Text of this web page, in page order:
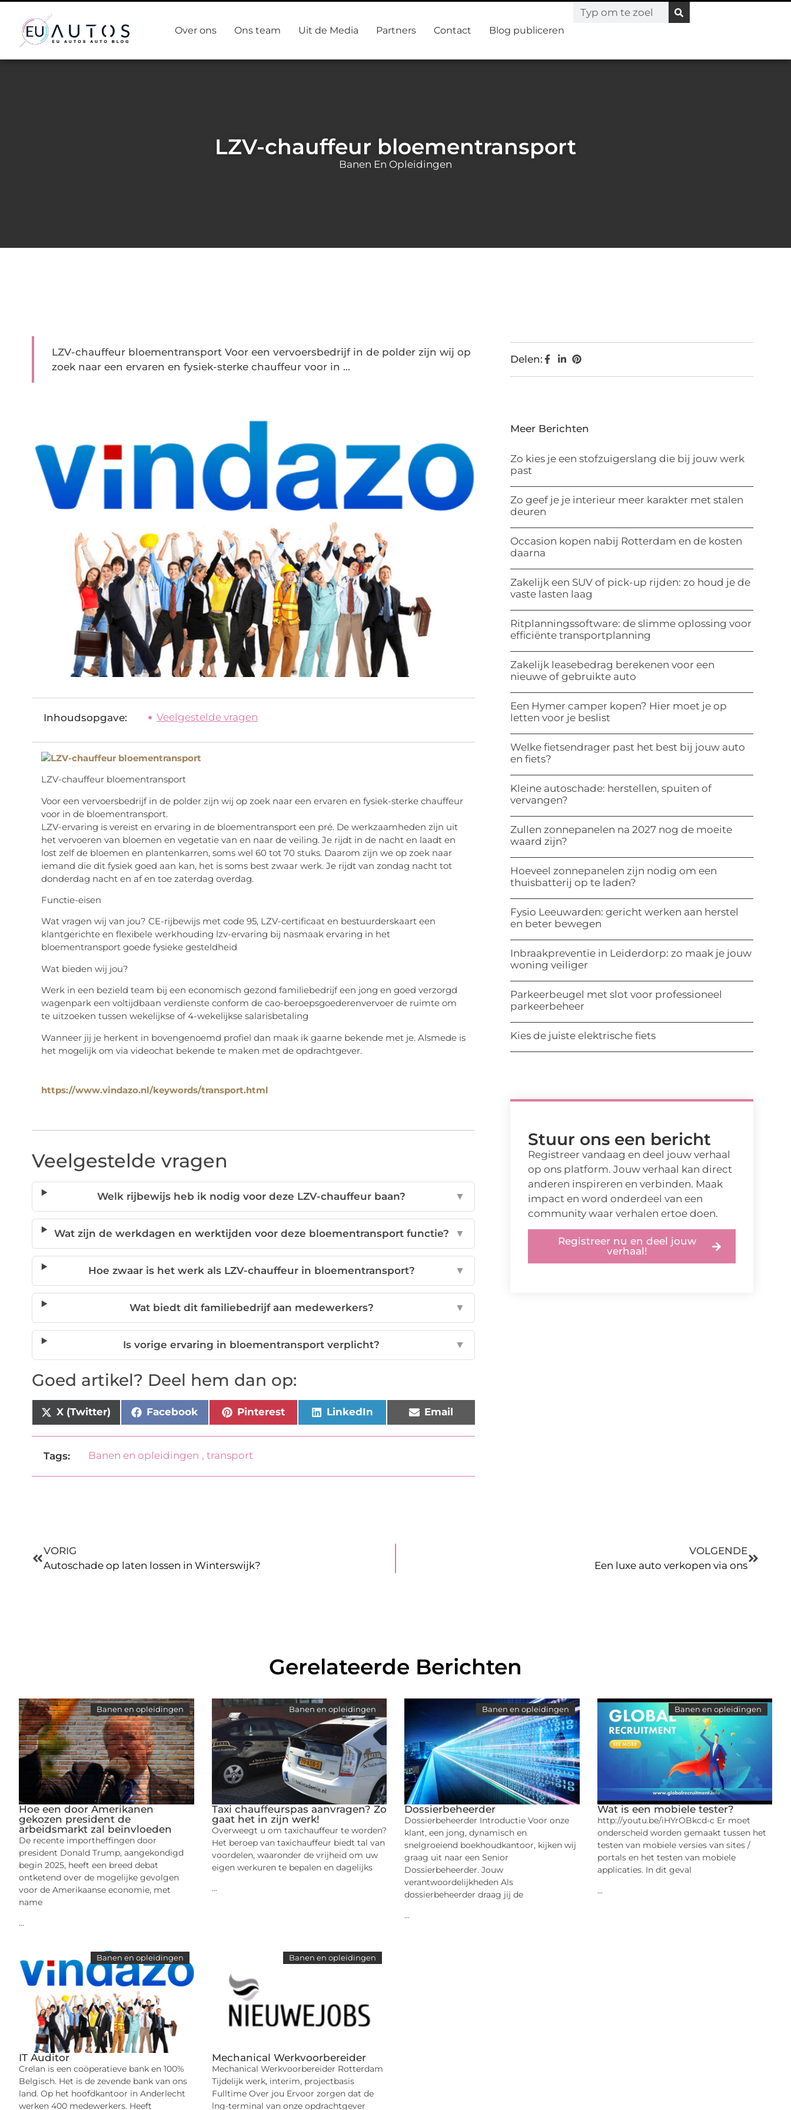
Over ons Ons team Uit de Media Partners Contact Blog publiceren
LZV-chauffeur bloementransport
Banen En Opleidingen
LZV-chauffeur bloementransport Voor een vervoersbedrijf in de polder zijn wij op
zoek naar een ervaren en fysiek-sterke chauffeur voor in ...
Inhoudsopgave: Veelgestelde vragen
LZV-chauffeur bloementransport
Voor een vervoersbedrijf in de polder zijn wij op zoek naar een ervaren en fysiek-sterke chauffeur
voor in de bloementransport.
LZV-ervaring is vereist en ervaring in de bloementransport een pré. De werkzaamheden zijn uit
het vervoeren van bloemen en vegetatie van en naar de veiling. Je rijdt in de nacht en laadt en
lost zelf de bloemen en plantenkarren, soms wel 60 tot 70 stuks. Daarom zijn we op zoek naar
iemand die dit fysiek goed aan kan, het is soms best zwaar werk. Je rijdt van zondag nacht tot
donderdag nacht en af en toe zaterdag overdag.
Functie-eisen
Wat vragen wij van jou? CE-rijbewijs met code 95, LZV-certificaat en bestuurderskaart een
klantgerichte en flexibele werkhouding lzv-ervaring bij nasmaak ervaring in het
bloementransport goede fysieke gesteldheid
Wat bieden wij jou?
Werk in een bezield team bij een economisch gezond familiebedrijf een jong en goed verzorgd
wagenpark een voltijdbaan verdienste conform de cao-beroepsgoederenvervoer de ruimte om
te uitzoeken tussen wekelijkse of 4-wekelijkse salarisbetaling
Wanneer jij je herkent in bovengenoemd profiel dan maak ik gaarne bekende met je. Alsmede is
het mogelijk om via videochat bekende te maken met de opdrachtgever.
https://www.vindazo.nl/keywords/transport.html
Veelgestelde vragen
Welk rijbewijs heb ik nodig voor deze LZV-chauffeur baan? ▼
Wat zijn de werkdagen en werktijden voor deze bloementransport functie? ▼
Hoe zwaar is het werk als LZV-chauffeur in bloementransport? ▼
Wat biedt dit familiebedrijf aan medewerkers? ▼
Is vorige ervaring in bloementransport verplicht? ▼
Goed artikel? Deel hem dan op:
X (Twitter) Facebook Pinterest LinkedIn Email
Tags: Banen en opleidingen ,transport
Delen:
Meer Berichten
Zo kies je een stofzuigerslang die bij jouw werk
past
Zo geef je je interieur meer karakter met stalen
deuren
Occasion kopen nabij Rotterdam en de kosten
daarna
Zakelijk een SUV of pick-up rijden: zo houd je de
vaste lasten laag
Ritplanningssoftware: de slimme oplossing voor
efficiënte transportplanning
Zakelijk leasebedrag berekenen voor een
nieuwe of gebruikte auto
Een Hymer camper kopen? Hier moet je op
letten voor je beslist
Welke fietsendrager past het best bij jouw auto
en fiets?
Kleine autoschade: herstellen, spuiten of
vervangen?
Zullen zonnepanelen na 2027 nog de moeite
waard zijn?
Hoeveel zonnepanelen zijn nodig om een
thuisbatterij op te laden?
Fysio Leeuwarden: gericht werken aan herstel
en beter bewegen
Inbraakpreventie in Leiderdorp: zo maak je jouw
woning veiliger
Parkeerbeugel met slot voor professioneel
parkeerbeheer
Kies de juiste elektrische fiets
Stuur ons een bericht
Registreer vandaag en deel jouw verhaal
op ons platform. Jouw verhaal kan direct
anderen inspireren en verbinden. Maak
impact en word onderdeel van een
community waar verhalen ertoe doen.
Registreer nu en deel jouw
verhaal!
VORIG
Autoschade op laten lossen in Winterswijk?
VOLGENDE
Een luxe auto verkopen via ons
Gerelateerde Berichten
Banen en opleidingen
Hoe een door Amerikanen
gekozen president de
arbeidsmarkt zal beïnvloeden
De recente importheffingen door
president Donald Trump, aangekondigd
begin 2025, heeft een breed debat
ontketend over de mogelijke gevolgen
voor de Amerikaanse economie, met
name
...
Banen en opleidingen
Taxi chauffeurspas aanvragen? Zo
gaat het in zijn werk!
Overweegt u om taxichauffeur te worden?
Het beroep van taxichauffeur biedt tal van
voordelen, waaronder de vrijheid om uw
eigen werkuren te bepalen en dagelijks
...
Banen en opleidingen
Dossierbeheerder
Dossierbeheerder Introductie Voor onze
klant, een jong, dynamisch en
snelgroeiend boekhoudkantoor, kijken wij
graag uit naar een Senior
Dossierbeheerder. Jouw
verantwoordelijkheden Als
dossierbeheerder draag jij de
...
Banen en opleidingen
Wat is een mobiele tester?
http://youtu.be/iHYrOBkcd-c Er moet
onderscheid worden gemaakt tussen het
testen van mobiele versies van sites /
portals en het testen van mobiele
applicaties. In dit geval
...
Banen en opleidingen
IT Auditor
Crelan is een coöperatieve bank en 100%
Belgisch. Het is de zevende bank van ons
land. Op het hoofdkantoor in Anderlecht
werken 400 medewerkers. Heeft
Banen en opleidingen
Mechanical Werkvoorbereider
Mechanical Werkvoorbereider Rotterdam
Tijdelijk werk, interim, projectbasis
Fulltime Over jou Ervoor zorgen dat de
lng-terminal van onze opdrachtgever